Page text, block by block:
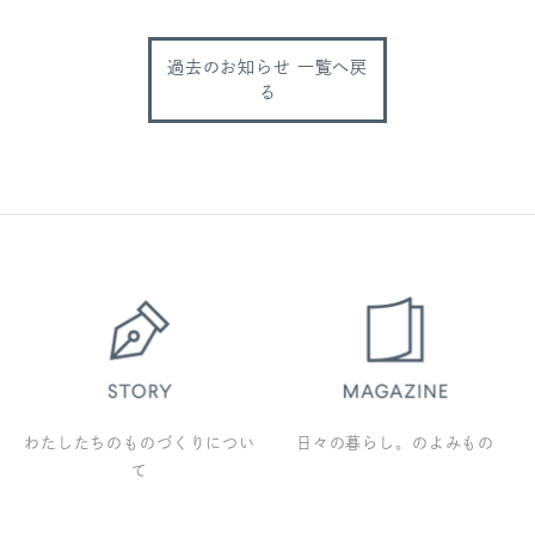
過去のお知らせ 一覧へ戻
る
わたしたちのものづくりについ
て
日々の暮らし。のよみもの